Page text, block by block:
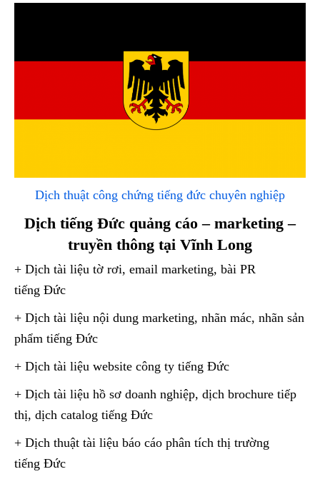
Dịch thuật công chứng tiếng đức chuyên nghiệp
Dịch tiếng Đức quảng cáo – marketing –
truyền thông tại Vĩnh Long
+ Dịch tài liệu tờ rơi, email marketing, bài PR
tiếng Đức
+ Dịch tài liệu nội dung marketing, nhãn mác, nhãn sản
phẩm tiếng Đức
+ Dịch tài liệu website công ty tiếng Đức
+ Dịch tài liệu hồ sơ doanh nghiệp, dịch brochure tiếp
thị, dịch catalog tiếng Đức
+ Dịch thuật tài liệu báo cáo phân tích thị trường
tiếng Đức